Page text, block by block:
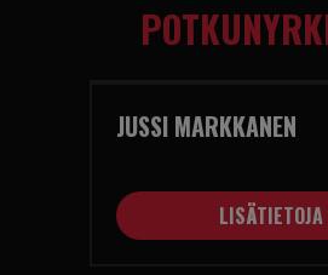
JUSSI MARKKANEN
LISÄTIETOJA